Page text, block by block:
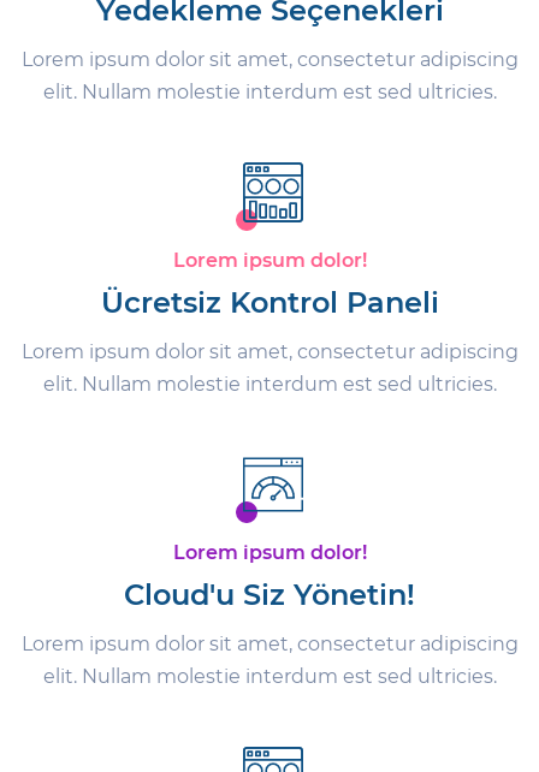
Yedekleme Seçenekleri
Lorem ipsum dolor sit amet, consectetur adipiscing
elit. Nullam molestie interdum est sed ultricies.
Lorem ipsum dolor!
Ücretsiz Kontrol Paneli
Lorem ipsum dolor sit amet, consectetur adipiscing
elit. Nullam molestie interdum est sed ultricies.
Lorem ipsum dolor!
Cloud'u Siz Yönetin!
Lorem ipsum dolor sit amet, consectetur adipiscing
elit. Nullam molestie interdum est sed ultricies.